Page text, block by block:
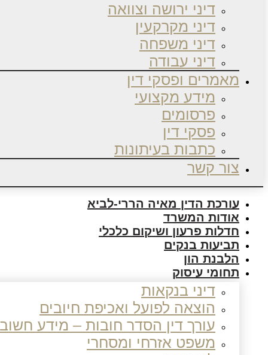
דיני ירושה וצוואה
דיני מקרקעין
דיני משפחה
דיני עבודה
מאמרים ופסקי דין
מידע מקצועי
פרסומים
פסקי דין
כתבות בעיתונות
צור קשר
עורכת הדין מאיה הררי-לביא
אודות המשרד
חדלות פרעון ושיקום כלכלי
תביעות בנקים
הלבנת הון
תחומי עיסוק
דיני בנקאות
הוצאה לפועל ואכיפת חיובים
עורך דין הסדר חובות – מידע
משפט אזרחי ומסחרי